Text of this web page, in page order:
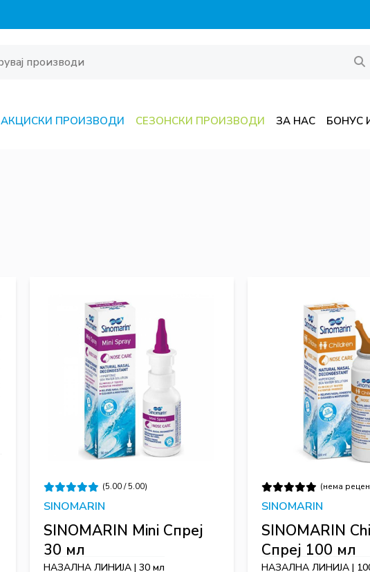
АКЦИСКИ ПРОИЗВОДИ СЕЗОНСКИ ПРОИЗВОДИ ЗА НАС БОНУС
(5.00 / 5.00)
SINOMARIN
SINOMARIN Mini Спреј
30 мл
НАЗАЛНА ЛИНИЈА | 30 мл
(нема
SINOMARIN
SINOMARIN
Спреј 100 мл
НАЗАЛНА ЛИНИЈА |